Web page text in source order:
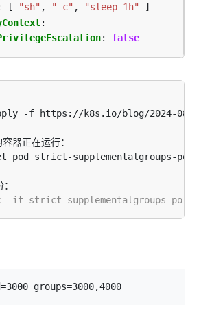
[ "sh" , "-c" , "sleep 1h"
]
:
: false